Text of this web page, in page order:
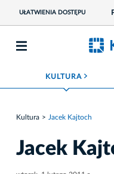
UŁATWIENIA DOSTĘPU
KULTURA ROZWIŃ MENU
Kultura Jacek Kajtoch
Jacek